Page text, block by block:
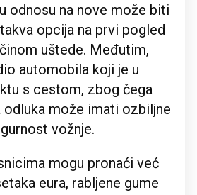
odnosu na nove može biti
opcija na prvi pogled
uštede. Međutim,
automobila koji je u
s cestom, zbog čega
odluka može imati ozbiljne
vožnje.
mogu pronaći već
eura, rabljene gume